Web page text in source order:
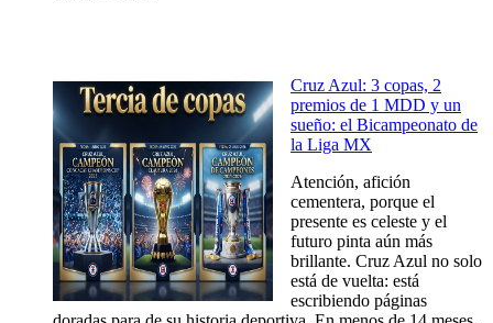
Cruz Azul: 3 copas, 2
premios de 1 MDD y un
sueño: el Bicampeonato de
la Liga MX
Atención, afición
cementera, porque el
presente es celeste y el
futuro pinta aún más
brillante. Cruz Azul no solo
está de vuelta: está
escribiendo páginas